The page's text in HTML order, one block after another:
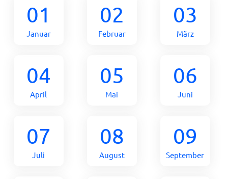
01
Januar
02
Februar
03
März
04
April
05
Mai
06
Juni
07
Juli
08
August
09
September